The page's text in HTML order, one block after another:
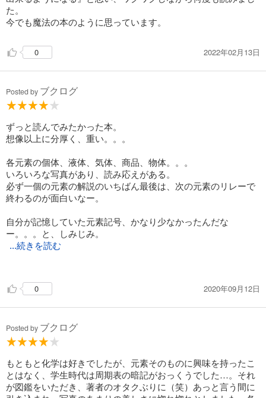
た。
今でも魔法の本のように思っています。
0 2022年02月13日
Posted by ブクログ
ずっと読んでみたかった本。
想像以上に分厚く、重い。。。
各元素の個体、液体、気体、商品、物体。。。
いろいろな写真があり、読み応えがある。
必ず一個の元素の解説のいちばん最後は、次の元素のリレーで
終わるのが面白いなー。
自分が記憶していた元素記号、かなり少なかったんだな
ー。。。と、しみじみ。
...続きを読む
個人的な驚きは、プルトニウムが過去に、ペースメーカーの電
池に使用されていたこと。
もし、中学校や高校でこんな図鑑に巡り合っていたら、化学好
0 2020年09月12日
Posted by ブクログ
もともと化学は好きでしたが、元素そのものに興味を持ったこ
とはなく、学生時代は周期表の暗記がおっくうでした…。それ
が図鑑をいただき、著者のオタクぶりに（笑）あっと言う間に